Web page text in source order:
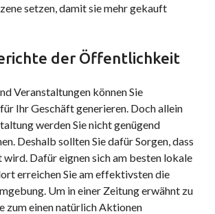
setzen, damit sie mehr gekauft
der Öffentlichkeit
Veranstaltungen können Sie
Ihr Geschäft generieren. Doch allein
werden Sie nicht genügend
Deshalb sollten Sie dafür Sorgen, dass
Dafür eignen sich am besten lokale
erreichen Sie am effektivsten die
Um in einer Zeitung erwähnt zu
zum einen natürlich Aktionen